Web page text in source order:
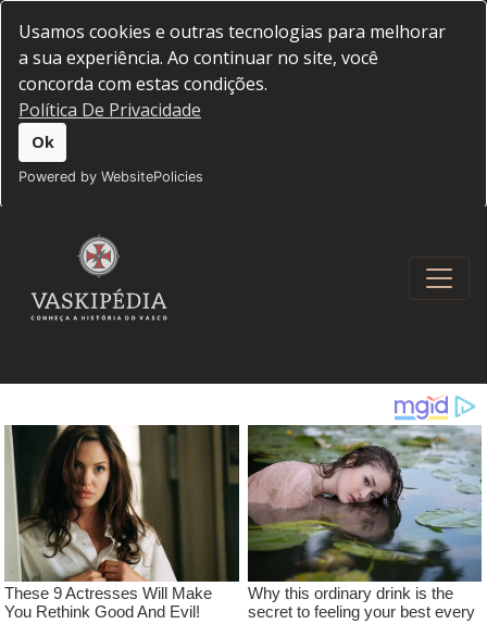
Usamos cookies e outras tecnologias para melhorar
a sua experiência. Ao continuar no site, você
concorda com estas condições.
Política De Privacidade
Ok
Powered by WebsitePolicies